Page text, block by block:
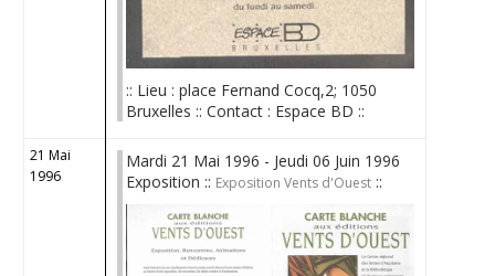
:: Lieu : place Fernand Cocq,2; 1050
Bruxelles :: Contact : Espace BD ::
21 Mai
1996
Mardi 21 Mai 1996 - Jeudi 06 Juin 1996
Exposition :: Exposition Vents d'Ouest ::